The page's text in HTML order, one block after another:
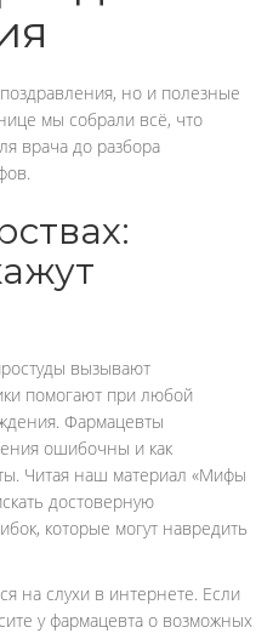
но и полезные
мы собрали всё, что
врача до разбора
вызывают
помогают при любой
Фармацевты
ошибочны и как
Читая наш материал «Мифы
достоверную
которые могут навредить
на слухи в интернете. Если
у фармацевта о возможных